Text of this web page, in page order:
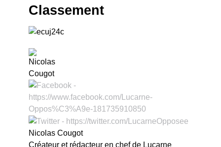
Classement
Nicolas Cougot
Créateur et rédacteur en chef de Lucarne